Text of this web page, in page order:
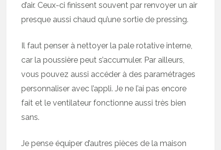
d’air. Ceux-ci finissent souvent par renvoyer un air
presque aussi chaud qu’une sortie de pressing.
Il faut penser à nettoyer la pale rotative interne,
car la poussière peut s’accumuler. Par ailleurs,
vous pouvez aussi accéder à des paramétrages
personnaliser avec l’appli. Je ne l’ai pas encore
fait et le ventilateur fonctionne aussi très bien
sans.
Je pense équiper d’autres pièces de la maison